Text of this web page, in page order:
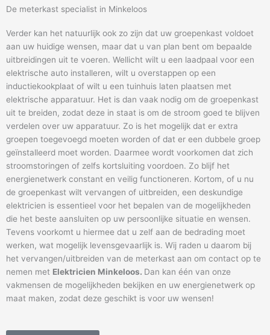
De meterkast specialist in Minkeloos
Verder kan het natuurlijk ook zo zijn dat uw groepenkast voldoet
aan uw huidige wensen, maar dat u van plan bent om bepaalde
uitbreidingen uit te voeren. Wellicht wilt u een laadpaal voor een
elektrische auto installeren, wilt u overstappen op een
inductiekookplaat of wilt u een tuinhuis laten plaatsen met
elektrische apparatuur. Het is dan vaak nodig om de groepenkast
uit te breiden, zodat deze in staat is om de stroom goed te blijven
verdelen over uw apparatuur. Zo is het mogelijk dat er extra
groepen toegevoegd moeten worden of dat er een dubbele groep
geïnstalleerd moet worden. Daarmee wordt voorkomen dat zich
stroomstoringen of zelfs kortsluiting voordoen. Zo blijf het
energienetwerk constant en veilig functioneren. Kortom, of u nu
de groepenkast wilt vervangen of uitbreiden, een deskundige
elektricien is essentieel voor het bepalen van de mogelijkheden
die het beste aansluiten op uw persoonlijke situatie en wensen.
Tevens voorkomt u hiermee dat u zelf aan de bedrading moet
werken, wat mogelijk levensgevaarlijk is. Wij raden u daarom bij
het vervangen/uitbreiden van de meterkast aan om contact op te
nemen met Elektricien Minkeloos. Dan kan één van onze
vakmensen de mogelijkheden bekijken en uw energienetwerk op
maat maken, zodat deze geschikt is voor uw wensen!